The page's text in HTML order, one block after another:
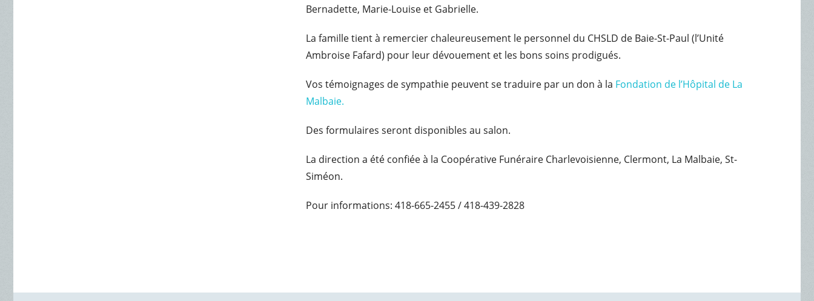
Bernadette, Marie-Louise et Gabrielle.
La famille tient à remercier chaleureusement le personnel du CHSLD de Baie-St-Paul (l’Unité
Ambroise Fafard) pour leur dévouement et les bons soins prodigués.
Vos témoignages de sympathie peuvent se traduire par un don à la Fondation de l’Hôpital de La
Malbaie.
Des formulaires seront disponibles au salon.
La direction a été confiée à la Coopérative Funéraire Charlevoisienne, Clermont, La Malbaie, St-
Siméon.
Pour informations: 418-665-2455 / 418-439-2828